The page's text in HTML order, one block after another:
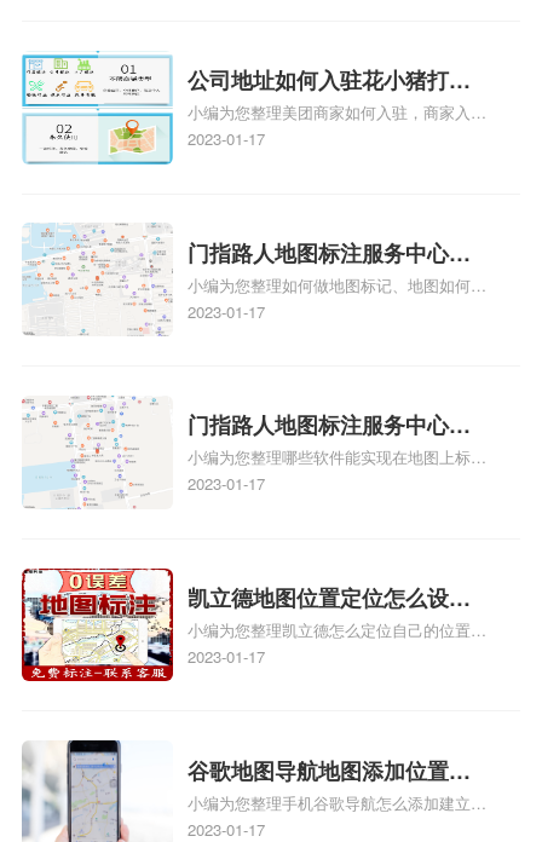
情可查看下方正文！
公司地址如何入驻花小猪打车
地图标记？指路人地图标注服
务中心铺如何入驻花小猪打车
小编为您整理美团商家如何入驻，商家入驻
教程、商家如何入驻地图、如何入驻地:、
2023-01-17
门指路人地图标注服务中心如
何做花小猪打车地图位置标
记？门指路人地图标注服务中
小编为您整理如何做地图标记、地图如何做
标记、so搜街景中如何做标记、360e启花贷
关地图标注知识，详情可查看下方正文！
2023-01-17
门指路人地图标注服务中心地
图位置地址标记？门指路人地
图标注服务中心苹果地图位置
小编为您整理哪些软件能实现在地图上标记
门指路人地图标注服务中心位置、门指路人
门指路人地图标注服务中心地址标注上地图
怎么弄相关地图标注知识，详情可查看下方
正文！
2023-01-17
凯立德地图位置定位怎么设置
自己的指路人地图标注服务中
心名？凯立德地图位置定位怎
小编为您整理凯立德怎么定位自己的位置
啊、手机凯立德地图定位怎么设置往上走、
地图标注服务中心铺招牌相关地图标注知
识，详情可查看下方正文！
2023-01-17
谷歌地图导航地图添加位置？
添加谷歌地图导航位置？
小编为您整理手机谷歌导航怎么添加建立多
人位置、如何在地图，谷歌地图添加公司位
2023-01-17